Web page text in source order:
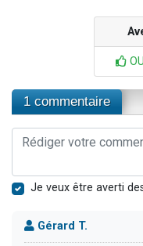
OUI
1 commentaire
Je veux être averti
Gérard T.